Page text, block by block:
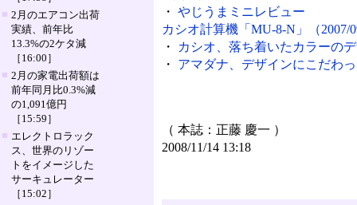
■ 2月のエアコン出荷
実績、前年比
13.3%の2ケタ減
［16:00］
■ 2月の家電出荷額は
前年同月比0.3%減
の1,091億円
［15:59］
■ エレクトロラック
ス、世界のリゾー
トをイメージした
サーキュレーター
［15:02］
・ やじうまミニレビュー
カシオ計算機「MU-8-N」（2007/
・
カシオ、落ち着いたカラーの
・ アマダナ、デザインにこだわ
（ 本誌：正藤 慶一 ）
2008/11/14 13:18